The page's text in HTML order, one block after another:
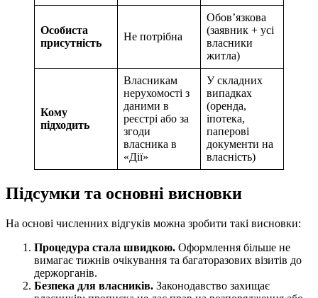
Особиста
присутність
Не потрібна
Обов’язкова
(заявник + усі
власники
житла)
Кому
підходить
Власникам
нерухомості з
даними в
реєстрі або за
згоди
власника в
«Дії»
У складних
випадках
(оренда,
іпотека,
паперові
документи на
власність)
Підсумки та основні висновки
На основі численних відгуків можна зробити такі висновки:
Процедура стала швидкою. Оформлення більше не
вимагає тижнів очікування та багаторазових візитів до
держорганів.
Безпека для власників. Законодавство захищає